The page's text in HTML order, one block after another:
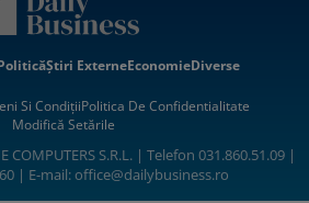
Știri ExterneEconomieDiverse
Si CondițiiPolitica De Confidentialitate
Modifică Setările
S.R.L. | Telefon 031.860.51.09 |
| E-mail:office@dailybusiness.ro